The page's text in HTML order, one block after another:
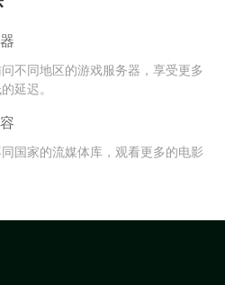
不同地区的游戏服务器，享受更多
延迟。
国家的流媒体库，观看更多的电影